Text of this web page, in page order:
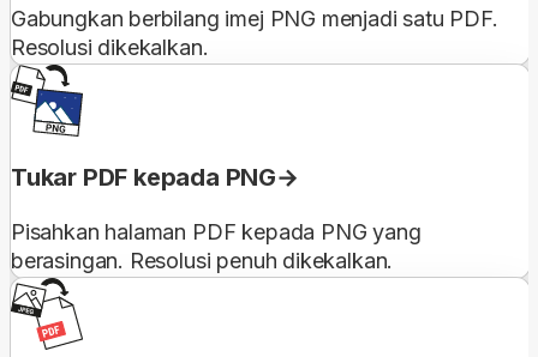
Gabungkan berbilang imej PNG menjadi satu PDF.
Resolusi dikekalkan.
Tukar PDF kepada PNG
Pisahkan halaman PDF kepada PNG yang
berasingan. Resolusi penuh dikekalkan.